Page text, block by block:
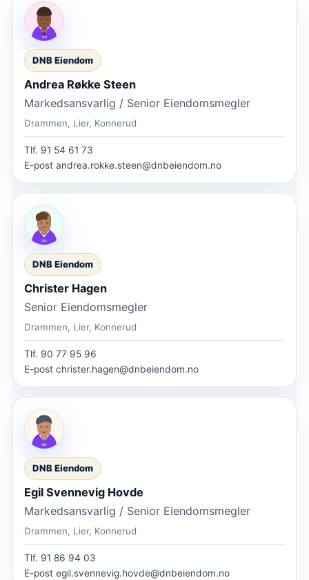
DNB Eiendom
Andrea Røkke Steen
Markedsansvarlig / Senior Eiendomsmegler
Drammen, Lier, Konnerud
Tlf. 91 54 61 73
E-post andrea.rokke.steen@dnbeiendom.no
DNB Eiendom
Christer Hagen
Senior Eiendomsmegler
Drammen, Lier, Konnerud
Tlf. 90 77 95 96
E-post christer.hagen@dnbeiendom.no
DNB Eiendom
Egil Svennevig Hovde
Markedsansvarlig / Senior Eiendomsmegler
Drammen, Lier, Konnerud
Tlf. 91 86 94 03
E-post egil.svennevig.hovde@dnbeiendom.no